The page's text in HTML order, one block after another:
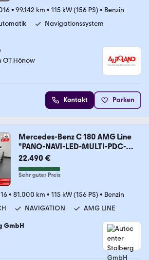
• 99.142 km • 115 kW (156 PS) • Benzin
Navigationssystem
Hönow
Kontakt Parken
Mercedes-Benz C 180 AMG Line
"PANO-NAVI-LED-MULTI-PDC-
ALU"
22.490 €
Sehr guter Preis
• 81.000 km • 115 kW (156 PS) • Benzin
NAVIGATION AMG LINE
GmbH